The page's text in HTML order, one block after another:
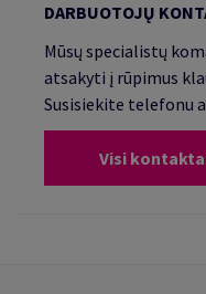
DARBUOTOJŲ
Mūsų specialistų
atsakyti į rūpimus
Susisiekite telefonu
Visi